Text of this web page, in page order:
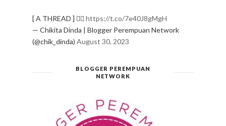
[ A THREAD ] ✍🏻 https://t.co/7e40J8gMgH
— Chikita Dinda | Blogger Perempuan Network
(@chik_dinda) August 30, 2023
BLOGGER PEREMPUAN
NETWORK